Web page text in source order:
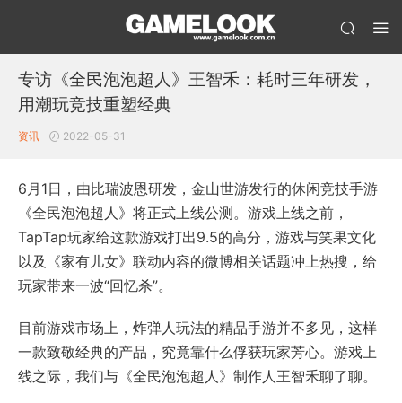
专访《全民泡泡超人》王智禾：耗时三年研发，
用潮玩竞技重塑经典
资讯 2022-05-31
6月1日，由比瑞波恩研发，金山世游发行的休闲竞技手游
《全民泡泡超人》将正式上线公测。游戏上线之前，
TapTap玩家给这款游戏打出9.5的高分，游戏与笑果文化
以及《家有儿女》联动内容的微博相关话题冲上热搜，给
玩家带来一波“回忆杀”。
目前游戏市场上，炸弹人玩法的精品手游并不多见，这样
一款致敬经典的产品，究竟靠什么俘获玩家芳心。游戏上
线之际，我们与《全民泡泡超人》制作人王智禾聊了聊。